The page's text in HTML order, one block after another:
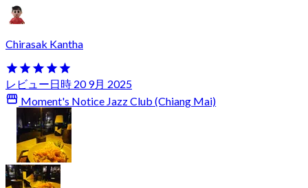
Chirasak Kantha
レビュー日時 20 9月 2025
Moment's Notice Jazz Club (Chiang Mai)